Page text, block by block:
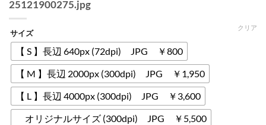
25121900275.jpg
サイズ
【 S 】長辺 640px (72dpi) JPG ￥800
【 M 】長辺 2000px (300dpi) JPG ￥1,950
【 L 】長辺 4000px (300dpi) JPG ￥3,600
オリジナルサイズ (300dpi) JPG ￥5,500
クリア